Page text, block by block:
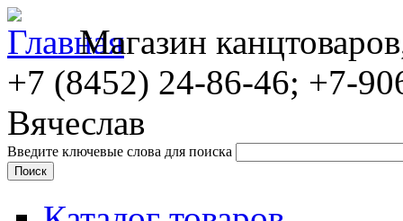
Магазин
+7 (8452) 24-86-46; +7-
Вячеслав
Введите ключевые слова для поиска